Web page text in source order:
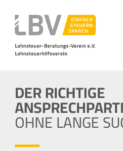
DER RICHTIGE
OHNE LANGE